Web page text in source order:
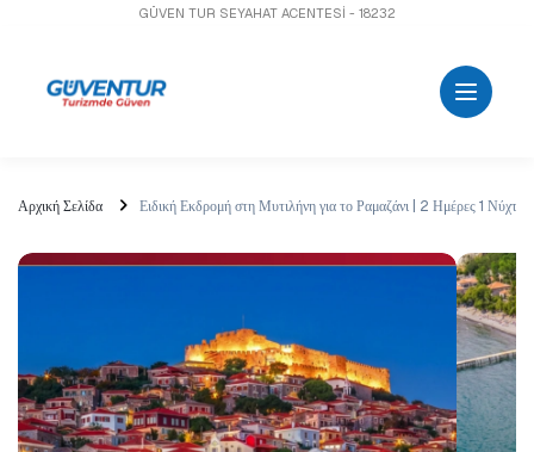
GÜVEN TUR SEYAHAT ACENTESİ - 18232
Αρχική Σελίδα Ειδική Εκδρομή στη Μυτιλήνη για το Ραμαζάνι | 2 Ημέρες 1